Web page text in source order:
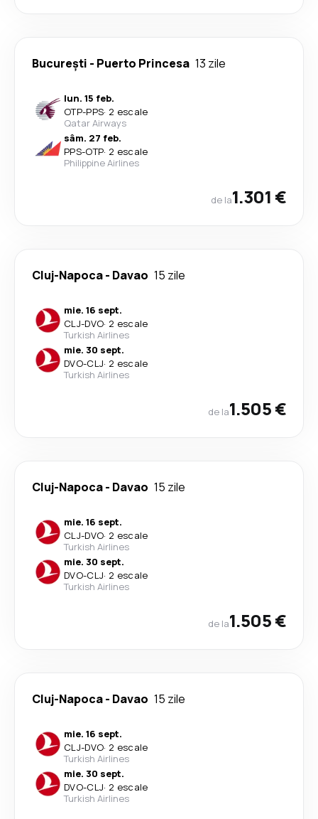
București - Puerto Princesa 13 zile
lun. 15 feb.
OTP-PPS· 2 escale
Qatar Airways
sâm. 27 feb.
PPS-OTP· 2 escale
Philippine Airlines
de la1.301 €
Cluj-Napoca- Davao 15 zile
mie. 16 sept.
CLJ-DVO· 2 escale
Turkish Airlines
mie. 30 sept.
DVO-CLJ· 2 escale
Turkish Airlines
de la1.505 €
Cluj-Napoca- Davao 15 zile
mie. 16 sept.
CLJ-DVO· 2 escale
Turkish Airlines
mie. 30 sept.
DVO-CLJ· 2 escale
Turkish Airlines
de la1.505 €
Cluj-Napoca- Davao 15 zile
mie. 16 sept.
CLJ-DVO· 2 escale
Turkish Airlines
mie. 30 sept.
DVO-CLJ· 2 escale
Turkish Airlines